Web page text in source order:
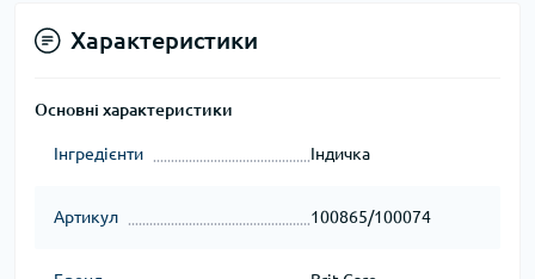
Характеристики
Основні характеристики
Інгредієнти Індичка
Артикул 100865/100074